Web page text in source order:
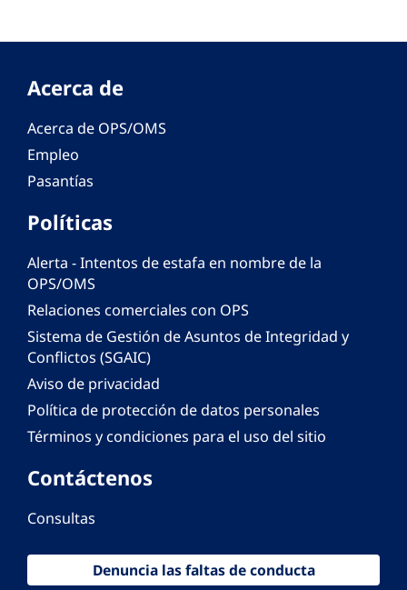
Acerca de
Acerca de OPS/OMS
Empleo
Pasantías
Políticas
Alerta - Intentos de estafa en nombre de la
OPS/OMS
Relaciones comerciales con OPS
Sistema de Gestión de Asuntos de Integridad y
Conflictos (SGAIC)
Aviso de privacidad
Política de protección de datos personales
Términos y condiciones para el uso del sitio
Contáctenos
Consultas
Denuncia las faltas de conducta